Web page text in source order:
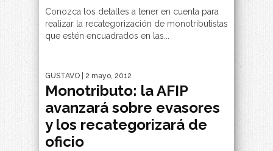
Conozca los detalles a tener en cuenta para
realizar la recategorización de monotributistas
que estén encuadrados en las...
GUSTAVO | 2 mayo, 2012
Monotributo: la AFIP
avanzará sobre evasores
y los recategorizará de
oficio